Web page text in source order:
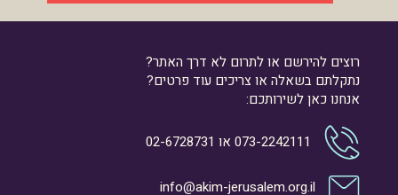
רוצים להירשם או לתרום לא דרך האתר?
נתקלתם בשאלה או צריכים עוד פרטים?
אנחנו כאן לשירותכם:
073-2242111או 02-6728731
info@akim-jerusalem.org.il